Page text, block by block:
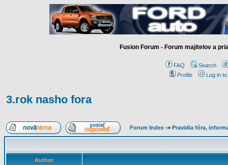
Fusion Forum - Forum majitelov a
FAQ
Search
Profile
Log in
3.rok nasho fora
Forum Index -> Pravidla fóra,
Author